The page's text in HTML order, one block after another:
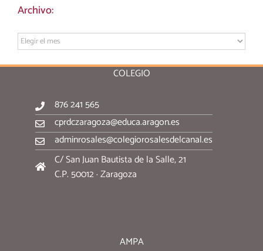
Archivo:
Archivo:
COLEGIO
876 241 565
cprdczaragoza@educa.aragon.es
adminrosales@colegiorosalesdelcanal.es
C/ San Juan Bautista de la Salle, 21
C.P. 50012 · Zaragoza
AMPA